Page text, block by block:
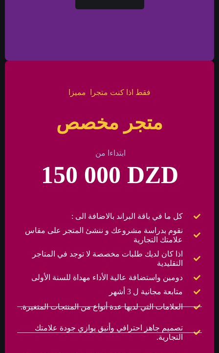
فقط اذا كنت متجرا مميزا
متجر مخصص
ابتداءا من
150 000 DZD
كل ما في باقة البراند بالاضافة الى :
نقوم بدراسة مشروعك و ننشئ المتجر على مقاس
علامتك التجارية
اذا كان لديك طلبات مخصصة لا توجد في المتاجر
التقليدية
دومين واستضافة عالية الأداء مهداة للسنة الأولى
متابعة مجانية ل 3 أشهر
العلامات التي لديها عدة أنواع من المنتجات المتغيرة.
تصميم جاهز احترافي وأنيق يوازي جودة علامتك
التجارية.